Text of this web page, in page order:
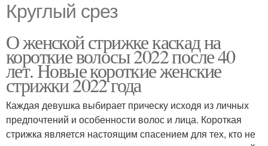
Круглый срез
О женской стрижке каскад на
короткие волосы 2022 после 40
лет. Новые короткие женские
стрижки 2022 года
Каждая девушка выбирает прическу исходя из личных
предпочтений и особенности волос и лица. Короткая
стрижка является настоящим спасением для тех, кто не